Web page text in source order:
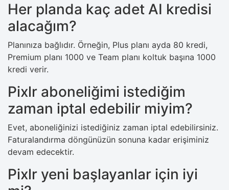
Her planda kaç adet AI kredisi
alacağım?
Planınıza bağlıdır. Örneğin, Plus planı ayda 80 kredi,
Premium planı 1000 ve Team planı koltuk başına 1000
kredi verir.
Pixlr aboneliğimi istediğim
zaman iptal edebilir miyim?
Evet, aboneliğinizi istediğiniz zaman iptal edebilirsiniz.
Faturalandırma döngünüzün sonuna kadar erişiminiz
devam edecektir.
Pixlr yeni başlayanlar için iyi